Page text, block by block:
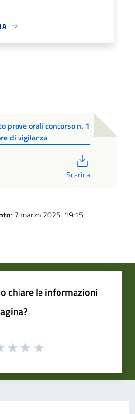
prove orali concorso n. 1
di vigilanza
Scarica
: 7 marzo 2025, 19:15
chiare le informazioni